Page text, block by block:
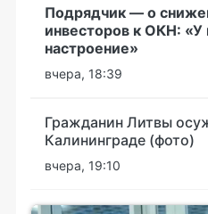
Подрядчик — о
инвесторов к ОКН: «У
настроение»
вчера, 18:39
Гражданин Литвы
Калининграде (фото)
вчера, 19:10